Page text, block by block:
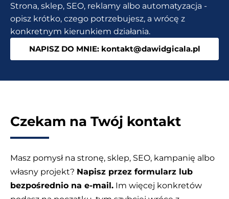
dla
Twojej
firmy
Strona, sklep, SEO, reklamy albo automatyzacja -
opisz krótko, czego potrzebujesz, a wrócę z
konkretnym kierunkiem działania.
NAPISZ DO MNIE: kontakt@dawidgicala.pl
Czekam na Twój kontakt
Masz pomysł na stronę, sklep, SEO, kampanię albo
własny projekt? Napisz przez formularz lub
bezpośrednio na e-mail. Im więcej konkretów